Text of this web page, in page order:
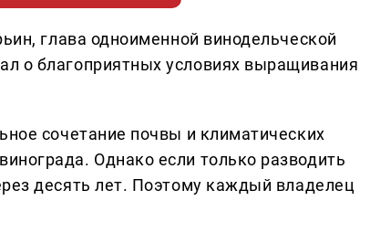
глава одноименной винодельческой
о благоприятных условиях выращивания
сочетание почвы и климатических
Однако если только разводить
десять лет. Поэтому каждый владелец